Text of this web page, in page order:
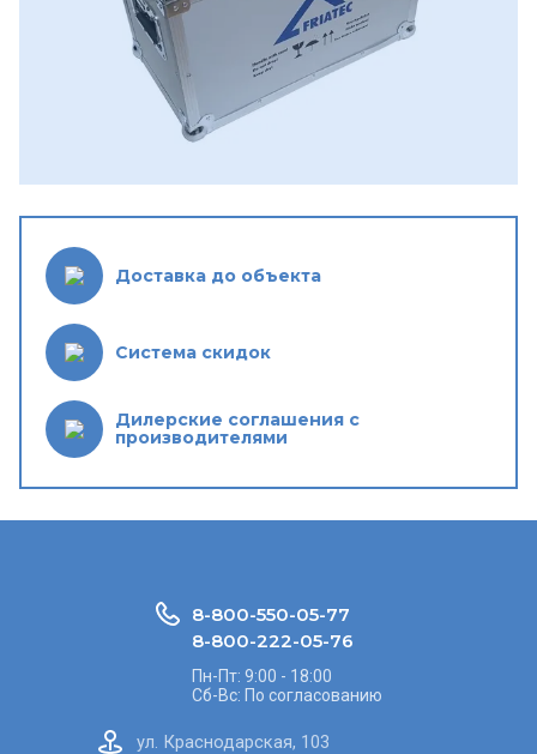
Доставка до объекта
Система скидок
Дилерские соглашения с
производителями
8-800-550-05-77
8-800-222-05-76
Пн-Пт: 9:00 - 18:00
Сб-Вс: По согласованию
ул. Краснодарская, 103